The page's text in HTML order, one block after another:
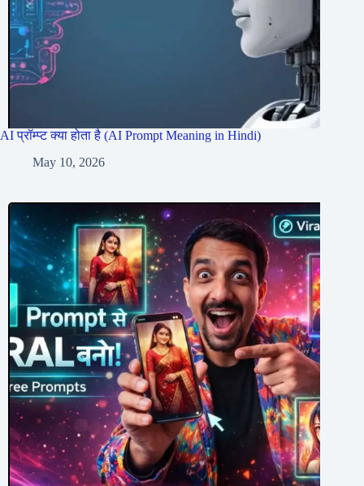
AI प्रॉम्प्ट क्या होता है (AI Prompt Meaning in Hindi)
May 10, 2026